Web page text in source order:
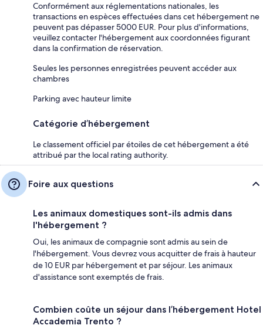
Conformément aux réglementations nationales, les
transactions en espèces effectuées dans cet hébergement ne
peuvent pas dépasser 5000 EUR. Pour plus d'informations,
veuillez contacter l'hébergement aux coordonnées figurant
dans la confirmation de réservation.
Seules les personnes enregistrées peuvent accéder aux
chambres
Parking avec hauteur limite
Catégorie d’hébergement
Le classement officiel par étoiles de cet hébergement a été
attribué par the local rating authority.
Foire aux questions
Les animaux domestiques sont-ils admis dans
l'hébergement ?
Oui, les animaux de compagnie sont admis au sein de
l'hébergement. Vous devrez vous acquitter de frais à hauteur
de 10 EUR par hébergement et par séjour. Les animaux
d'assistance sont exemptés de frais.
Combien coûte un séjour dans l’hébergement Hotel
Accademia Trento ?